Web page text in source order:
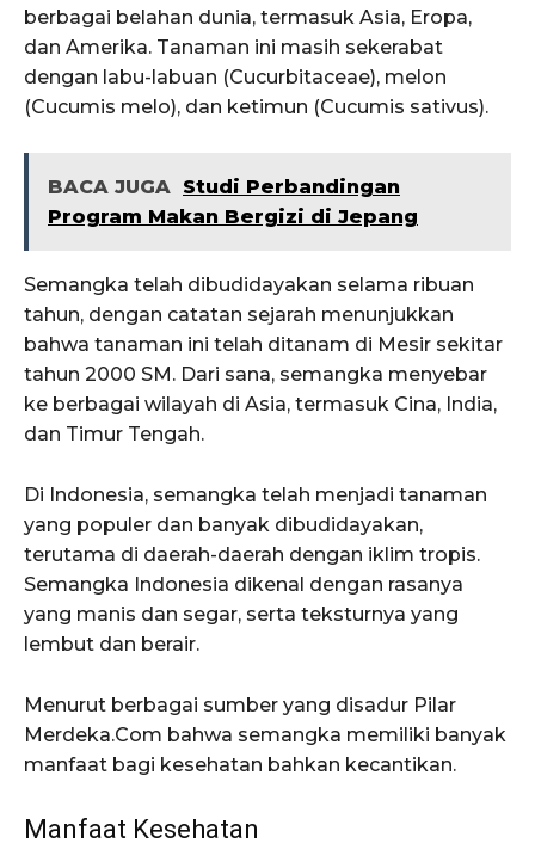
berbagai belahan dunia, termasuk Asia, Eropa,
dan Amerika. Tanaman ini masih sekerabat
dengan labu-labuan (Cucurbitaceae), melon
(Cucumis melo), dan ketimun (Cucumis sativus).
BACA JUGA
Studi Perbandingan
Program Makan Bergizi di Jepang
Semangka telah dibudidayakan selama ribuan
tahun, dengan catatan sejarah menunjukkan
bahwa tanaman ini telah ditanam di Mesir sekitar
tahun 2000 SM. Dari sana, semangka menyebar
ke berbagai wilayah di Asia, termasuk Cina, India,
dan Timur Tengah.
Di Indonesia, semangka telah menjadi tanaman
yang populer dan banyak dibudidayakan,
terutama di daerah-daerah dengan iklim tropis.
Semangka Indonesia dikenal dengan rasanya
yang manis dan segar, serta teksturnya yang
lembut dan berair.
Menurut berbagai sumber yang disadur Pilar
Merdeka.Com bahwa semangka memiliki banyak
manfaat bagi kesehatan bahkan kecantikan.
Manfaat Kesehatan